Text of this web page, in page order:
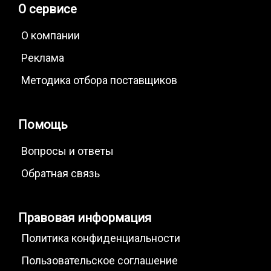
О сервисе
О компании
Реклама
Методика отбора поставщиков
Помощь
Вопросы и ответы
Обратная связь
Правовая информация
Политика конфиденциальности
Пользовательское соглашение